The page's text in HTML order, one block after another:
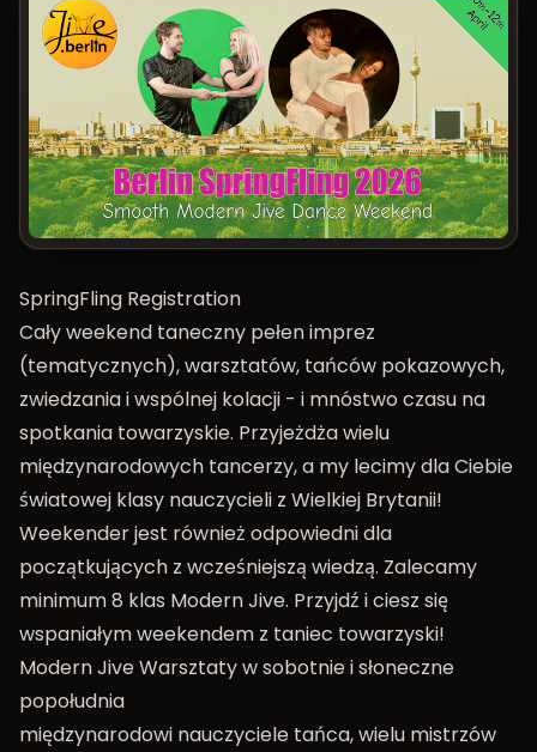
SpringFling Registration
Cały weekend taneczny pełen imprez
(tematycznych), warsztatów, tańców pokazowych,
zwiedzania i wspólnej kolacji - i mnóstwo czasu na
spotkania towarzyskie. Przyjeżdża wielu
międzynarodowych tancerzy, a my lecimy dla Ciebie
światowej klasy nauczycieli z Wielkiej Brytanii!
Weekender jest również odpowiedni dla
początkujących z wcześniejszą wiedzą. Zalecamy
minimum 8 klas Modern Jive. Przyjdź i ciesz się
wspaniałym weekendem z taniec towarzyski!
Modern Jive Warsztaty w sobotnie i słoneczne
popołudnia
międzynarodowi nauczyciele tańca, wielu mistrzów